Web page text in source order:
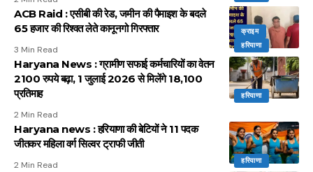
क्राइम
हरियाणा
ACB Raid : एसीबी की रेड, जमीन की पैमाइश के बदले
65 हजार की रिश्वत लेते कानूनगो गिरफ्तार
3 Min Read
हरियाणा
Haryana News : ग्रामीण सफाई कर्मचारियों का वेतन
2100 रुपये बढ़ा, 1 जुलाई 2026 से मिलेंगे 18,100
प्रतिमाह
2 Min Read
हरियाणा
Haryana news : हरियाणा की बेटियों ने 11 पदक
जीतकर महिला वर्ग सिल्वर ट्राफी जीती
2 Min Read